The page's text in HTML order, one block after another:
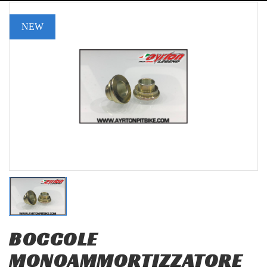
NEW
BOCCOLE
MONOAMMORTIZZATORE